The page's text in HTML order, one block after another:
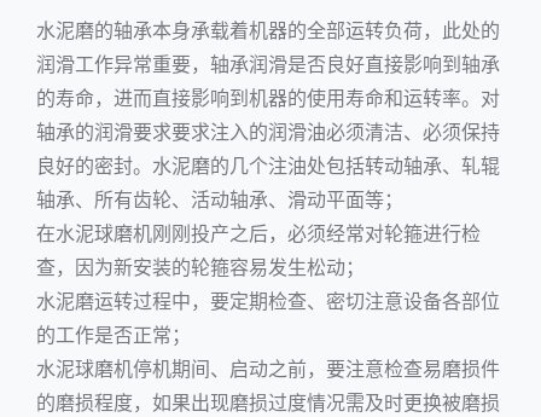
水泥磨的轴承本身承载着机器的全部运转负荷，此处的
润滑工作异常重要，轴承润滑是否良好直接影响到轴承
的寿命，进而直接影响到机器的使用寿命和运转率。对
轴承的润滑要求要求注入的润滑油必须清洁、必须保持
良好的密封。水泥磨的几个注油处包括转动轴承、轧辊
轴承、所有齿轮、活动轴承、滑动平面等；
在水泥球磨机刚刚投产之后，必须经常对轮箍进行检
查，因为新安装的轮箍容易发生松动；
水泥磨运转过程中，要定期检查、密切注意设备各部位
的工作是否正常；
水泥球磨机停机期间、启动之前，要注意检查易磨损件
的磨损程度，如果出现磨损过度情况需及时更换被磨损